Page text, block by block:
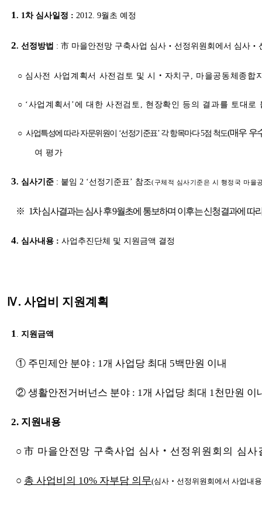
1 . 1차 심사일정 : 2012. 9월초 예정
2. 선정방법 : 市 마을안전망 구축사업 심사‧선정위원회에서 심사‧
○ 심사전 사업계획서 사전검토 및 시‧자치구, 마을공동체종합
○ ‘사업계획서’에 대한 사전검토, 현장확인 등의 결과를 토대로
○사업특성에 따라 자문위원이 ‘선정기준표’ 각 항목마다 5점 척도(매우 우
여 평가
3. 심사기준 : 붙임 2 ‘선정기준표’ 참조(구체적 심사기준은 시 행정국 마을
※ 1차 심사결과는 심사 후 9월초에 통보하며 이후는 신청결과에 따
4. 심사내용 : 사업추진단체 및 지원금액 결정
Ⅳ. 사업비 지원계획
1 지원금액
① 주민제안 분야 : 1개 사업당 최대 5백만원 이내
② 생활안전거버넌스 분야 : 1개 사업당 최대 1천만원 이
2. 지원내용
○ 市 마을안전망 구축사업 심사‧선정위원회의 심사
○ 총 사업비의 10% 자부담 의무(심사‧선정위원회에서 사업내